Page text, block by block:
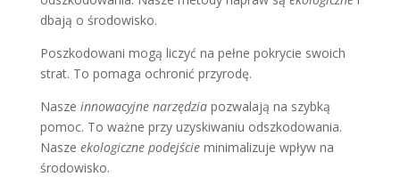
dbają o środowisko.
Poszkodowani mogą liczyć na pełne pokrycie swoich
strat. To pomaga ochronić przyrodę.
Nasze innowacyjne narzędziapozwalają na szybką
pomoc. To ważne przy uzyskiwaniu odszkodowania.
Nasze ekologiczne podejścieminimalizuje wpływ na
środowisko.